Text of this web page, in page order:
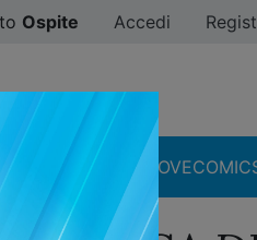
Ospite Accedi